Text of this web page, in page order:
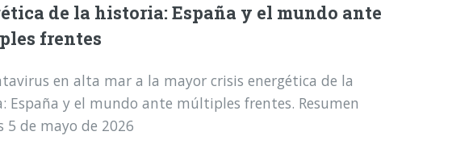
de la historia: España y el mundo ante
frentes
en alta mar a la mayor crisis energética de la
España y el mundo ante múltiples frentes. Resumen
5 de mayo de 2026